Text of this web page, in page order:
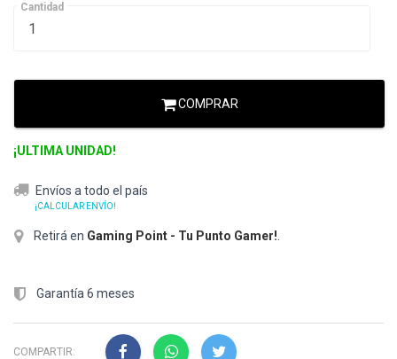
Cantidad
COMPRAR
¡ULTIMA UNIDAD!
Envíos a todo el país
¡CALCULAR ENVÍO!
Retirá en Gaming Point - Tu Punto Gamer!
Garantía 6 meses
COMPARTIR: